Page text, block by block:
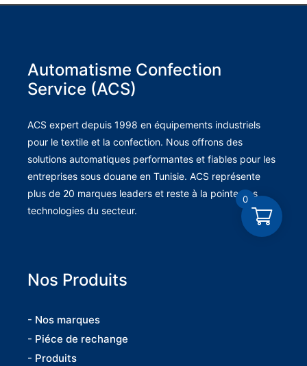
Automatisme Confection
Service (ACS)
ACS expert depuis 1998 en équipements industriels
pour le textile et la confection. Nous offrons des
solutions automatiques performantes et fiables pour les
entreprises sous douane en Tunisie. ACS représente
plus de 20 marques leaders et reste à la pointe des
technologies du secteur.
Nos Produits
- Nos marques
- Piéce de rechange
- Produits
0